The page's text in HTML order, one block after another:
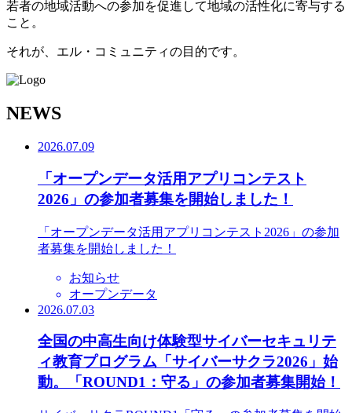
若者の地域活動への参加を促進して地域の活性化に寄与する
こと。
それが、エル・コミュニティの目的です。
NEWS
2026.07.09
「オープンデータ活用アプリコンテスト
2026」の参加者募集を開始しました！
「オープンデータ活用アプリコンテスト2026」の参加
者募集を開始しました！
お知らせ
オープンデータ
2026.07.03
全国の中高生向け体験型サイバーセキュリテ
ィ教育プログラム「サイバーサクラ2026」始
動。「ROUND1：守る」の参加者募集開始！